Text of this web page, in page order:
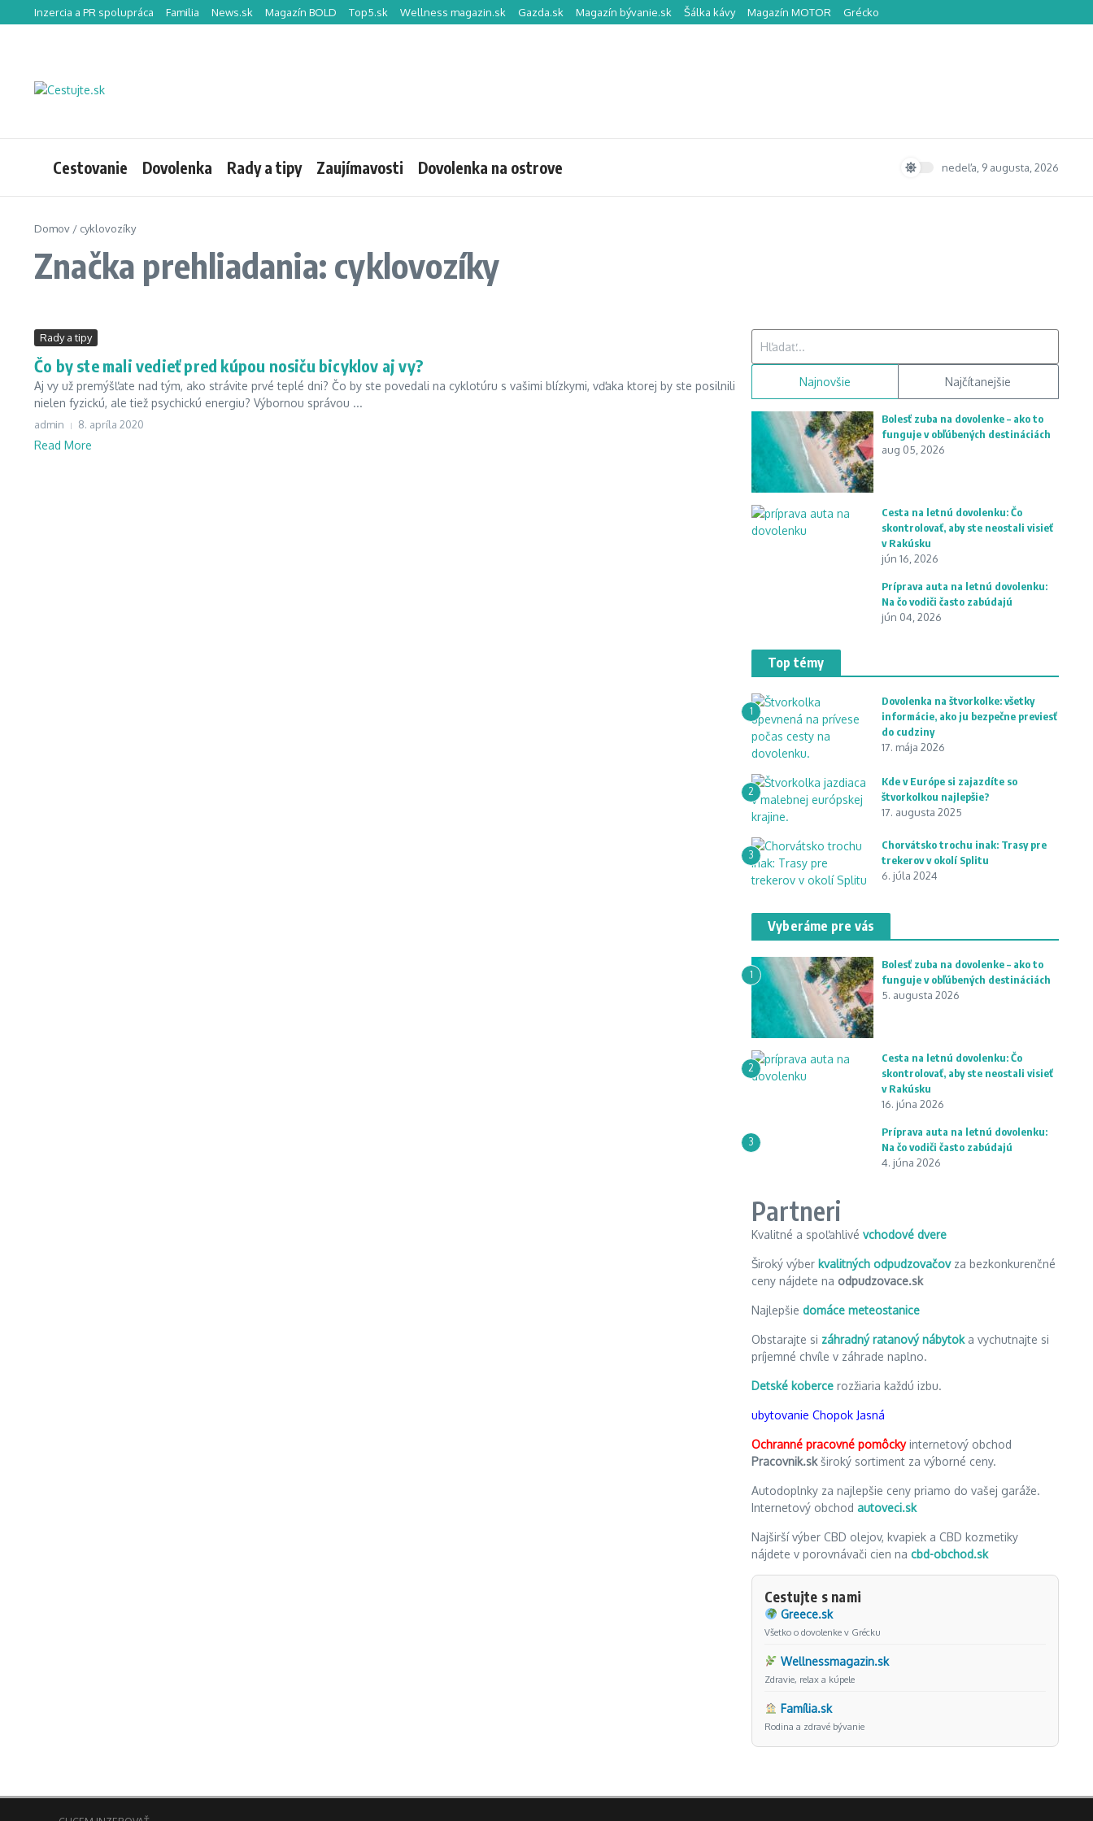
Preskočiť na obsah
Inzercia a PR spolupráca Familia News.sk Magazín BOLD Top5.sk Wellness magazin.sk Gazda.sk Magazín bývanie.sk Šálka kávy Magazín MOTOR Grécko
Cestovanie Dovolenka Rady a tipy Zaujímavosti Dovolenka na ostrove nedeľa, 9 augusta, 2026
Domov / cyklovozíky
Značka prehliadania: cyklovozíky
Rady a tipy
Čo by ste mali vedieť pred kúpou nosiču bicyklov aj vy?
Aj vy už premýšľate nad tým, ako strávite prvé teplé dni? Čo by ste povedali na cyklotúru s vašimi blízkymi, vďaka ktorej by ste posilnili
nielen fyzickú, ale tiež psychickú energiu? Výbornou správou ...
admin 8. apríla 2020
Read More
Najnovšie Najčítanejšie
Bolesť zuba na dovolenke – ako to
funguje v obľúbených destináciách
aug 05, 2026
Cesta na letnú dovolenku: Čo
skontrolovať, aby ste neostali visieť
v Rakúsku
jún 16, 2026
Príprava auta na letnú dovolenku:
Na čo vodiči často zabúdajú
jún 04, 2026
Top témy
1
Dovolenka na štvorkolke: všetky
informácie, ako ju bezpečne previesť
do cudziny
17. mája 2026
2
Kde v Európe si zajazdíte so
štvorkolkou najlepšie?
17. augusta 2025
3
Chorvátsko trochu inak: Trasy pre
trekerov v okolí Splitu
6. júla 2024
Vyberáme pre vás
1
Bolesť zuba na dovolenke – ako to
funguje v obľúbených destináciách
5. augusta 2026
2
Cesta na letnú dovolenku: Čo
skontrolovať, aby ste neostali visieť
v Rakúsku
16. júna 2026
3
Príprava auta na letnú dovolenku:
Na čo vodiči často zabúdajú
4. júna 2026
Partneri
Kvalitné a spoľahlivé vchodové dvere
Široký výber kvalitných odpudzovačovza bezkonkurenčné
ceny nájdete na odpudzovace.sk
Najlepšie domáce meteostanice
Obstarajte si záhradný ratanový nábytoka vychutnajte si
príjemné chvíle v záhrade naplno.
Detské koberce rozžiaria každú izbu.
ubytovanie Chopok Jasná
Ochranné pracovné pomôckyinternetový obchod
Pracovnik.skširoký sortiment za výborné ceny.
Autodoplnky za najlepšie ceny priamo do vašej garáže.
Internetový obchod autoveci.sk
Najširší výber CBD olejov, kvapiek a CBD kozmetiky
nájdete v porovnávači cien na cbd-obchod.sk
Cestujte s nami
Greece.sk
Všetko o dovolenke v Grécku
Wellnessmagazin.sk
Zdravie, relax a kúpele
Família.sk
Rodina a zdravé bývanie